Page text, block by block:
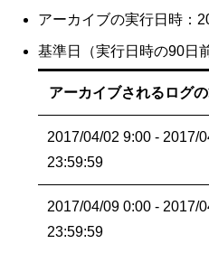
アーカイブの実行日時：
基準日（実行日時の90日
アーカイブされるログ
2017/04/02 9:00 - 2017/
23:59:59
2017/04/09 0:00 - 2017/
23:59:59